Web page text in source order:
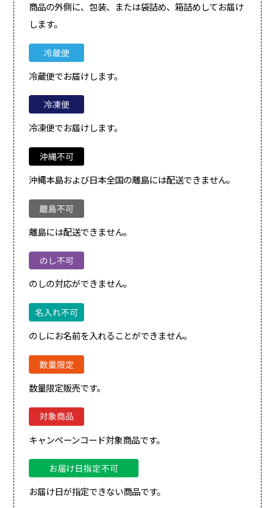
商品の外側に、包装、または袋詰め、箱詰めしてお届け
します。
冷蔵便でお届けします。
冷凍便でお届けします。
沖縄本島および日本全国の離島には配送できません。
離島には配送できません。
のしの対応ができません。
のしにお名前を入れることができません。
数量限定販売です。
キャンペーンコード対象商品です。
お届け日が指定できない商品です。